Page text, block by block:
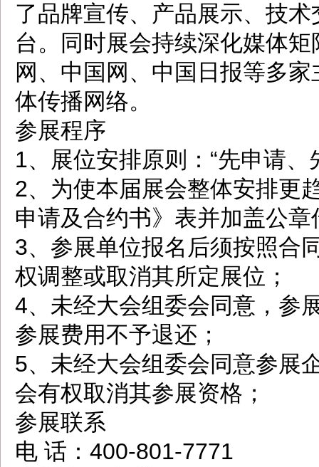
了品牌宣传、产品展示、技
台。同时展会持续深化媒体
网、中国网、中国日报等多
体传播网络。
参展程序
1、展位安排原则：“先申请、
2、为使本届展会整体安排更
申请及合约书》表并加盖公
3、参展单位报名后须按照合
权调整或取消其所定展位；
4、未经大会组委会同意，参
参展费用不予退还；
5、未经大会组委会同意参展
会有权取消其参展资格；
参展联系
电 话：400-801-7771